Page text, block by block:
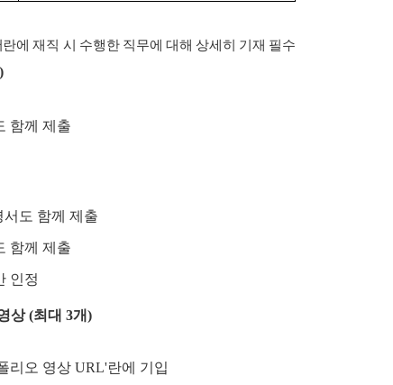
에 재직 시 수행한 직무에 대해 상세히 기재 필수
)
함께 제출
도 함께 제출
함께 제출
인정
상(최대 3개)
리오 영상 URL'란에 기입